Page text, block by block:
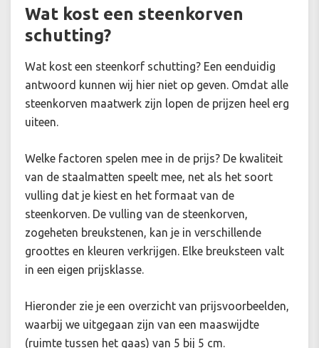
Wat kost een steenkorven
schutting?
Wat kost een steenkorf schutting? Een eenduidig
antwoord kunnen wij hier niet op geven. Omdat alle
steenkorven maatwerk zijn lopen de prijzen heel erg
uiteen.
Welke factoren spelen mee in de prijs? De kwaliteit
van de staalmatten speelt mee, net als het soort
vulling dat je kiest en het formaat van de
steenkorven. De vulling van de steenkorven,
zogeheten breukstenen, kan je in verschillende
groottes en kleuren verkrijgen. Elke breuksteen valt
in een eigen prijsklasse.
Hieronder zie je een overzicht van prijsvoorbeelden,
waarbij we uitgegaan zijn van een maaswijdte
(ruimte tussen het gaas) van 5 bij 5 cm.